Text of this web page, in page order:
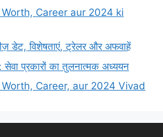
Career aur 2024 ki
डेट, विशेषताएं, ट्रेलर और अफवाहें
प्रकारों का तुलनात्मक अध्ययन
Career, aur 2024 Vivad